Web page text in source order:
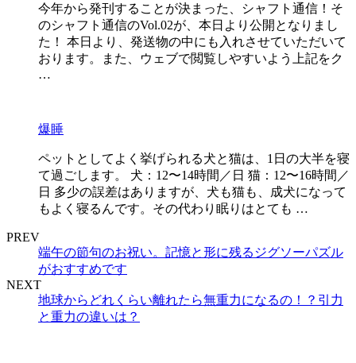
今年から発刊することが決まった、シャフト通信！そ
のシャフト通信のVol.02が、本日より公開となりまし
た！ 本日より、発送物の中にも入れさせていただいて
おります。また、ウェブで閲覧しやすいよう上記をク
…
爆睡
ペットとしてよく挙げられる犬と猫は、1日の大半を寝
て過ごします。 犬：12〜14時間／日 猫：12〜16時間／
日 多少の誤差はありますが、犬も猫も、成犬になって
もよく寝るんです。その代わり眠りはとても …
PREV
端午の節句のお祝い。記憶と形に残るジグソーパズル
がおすすめです
NEXT
地球からどれくらい離れたら無重力になるの！？引力
と重力の違いは？